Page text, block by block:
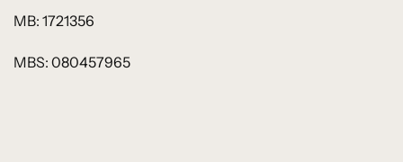
MB: 1721356
MBS: 080457965